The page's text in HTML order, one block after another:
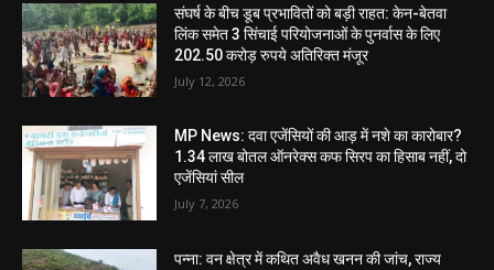
संघर्ष के बीच डूब प्रभावितों को बड़ी राहत: केन-बेतवा
लिंक समेत 3 सिंचाई परियोजनाओं के पुनर्वास के लिए
202.50 करोड़ रुपये अतिरिक्त मंजूर
July 12, 2026
MP News: दवा एजेंसियों की आड़ में नशे का कारोबार?
1.34 लाख बोतल ऑनरेक्स कफ सिरप का हिसाब नहीं, दो
एजेंसियां सील
July 7, 2026
पन्ना: वन क्षेत्र में कथित अवैध खनन की जांच, राज्य